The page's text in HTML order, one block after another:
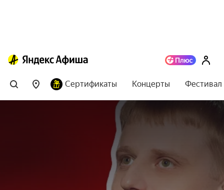
Сертификаты Концерты